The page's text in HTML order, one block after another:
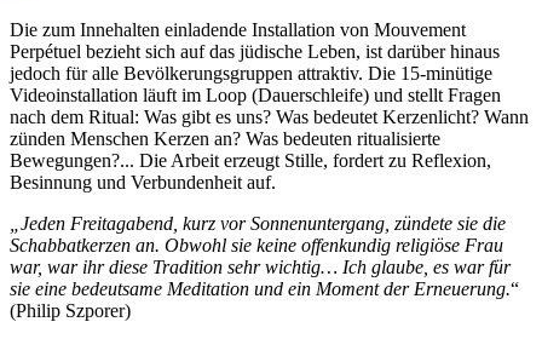
Die zum Innehalten einladende Installation von Mouvement
Perpétuel bezieht sich auf das jüdische Leben, ist darüber hinaus
jedoch für alle Bevölkerungsgruppen attraktiv. Die 15-minütige
Videoinstallation läuft im Loop (Dauerschleife) und stellt Fragen
nach dem Ritual: Was gibt es uns? Was bedeutet Kerzenlicht? Wann
zünden Menschen Kerzen an? Was bedeuten ritualisierte
Bewegungen?... Die Arbeit erzeugt Stille, fordert zu Reflexion,
Besinnung und Verbundenheit auf.
„Jeden Freitagabend, kurz vor Sonnenuntergang, zündete sie die
Schabbatkerzen an. Obwohl sie keine offenkundig religiöse Frau
war, war ihr diese Tradition sehr wichtig… Ich glaube, es war für
sie eine bedeutsame Meditation und ein Moment der Erneuerung.“
(Philip Szporer)